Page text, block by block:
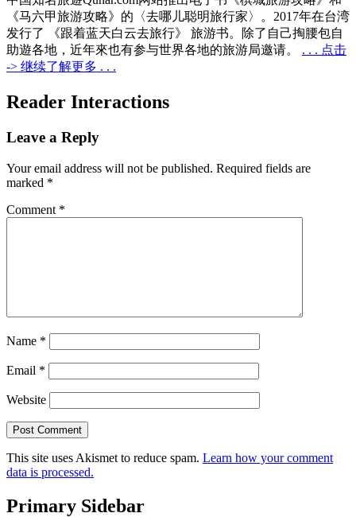
《马六甲旅游攻略》的〈去哪儿聪明旅行家〉。2017年在台湾
发行了 《跟着蓝天白云去旅行》 旅游书。除了自己掏腰包自
助遊各地，近年來也有参与世界各地的旅游局邀请。 . . . 点击
-> 继续了解更多 . . .
Reader Interactions
Leave a Reply
Your email address will not be published. Required fields are
marked *
Comment *
Name *
Email *
Website
This site uses Akismet to reduce spam. Learn how your comment
data is processed.
Primary Sidebar